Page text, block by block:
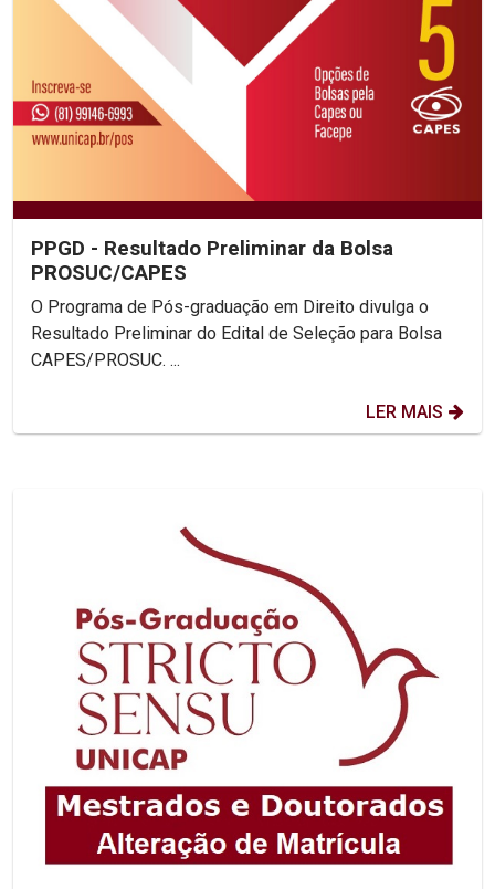
PPGD - Resultado Preliminar da Bolsa
PROSUC/CAPES
O Programa de Pós-graduação em Direito divulga o
Resultado Preliminar do Edital de Seleção para Bolsa
CAPES/PROSUC. ...
LER MAIS